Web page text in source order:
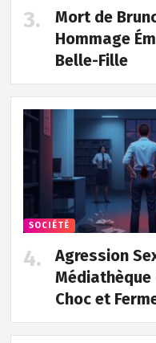
Mort de
Hommage
Belle-Fille
SOCIÉTÉ
Agression
Médiathèque
Choc et